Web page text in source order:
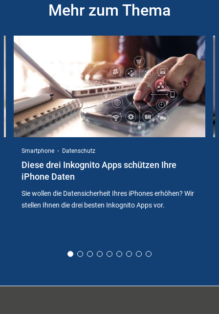
Mehr zum Thema
Instructions
Smartphone Datenschutz
Diese drei Inkognito Apps schützen Ihre
iPhone Daten
Sie wollen die Datensicherheit Ihres iPhones erhöhen? Wir
stellen Ihnen die drei besten Inkognito Apps vor.